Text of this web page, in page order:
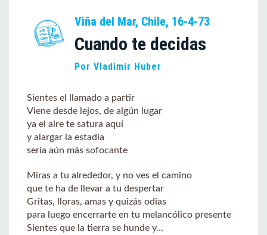
Viña del Mar, Chile, 16-4-73
Cuando te decidas
Por Vladimir Huber
Sientes el llamado a partir
Viene desde lejos, de algún lugar
ya el aire te satura aquí
y alargar la estadía
sería aún más sofocante
Miras a tu alrededor, y no ves el camino
que te ha de llevar a tu despertar
Gritas, lloras, amas y quizás odias
para luego encerrarte en tu melancólico presente
Sientes que la tierra se hunde y…